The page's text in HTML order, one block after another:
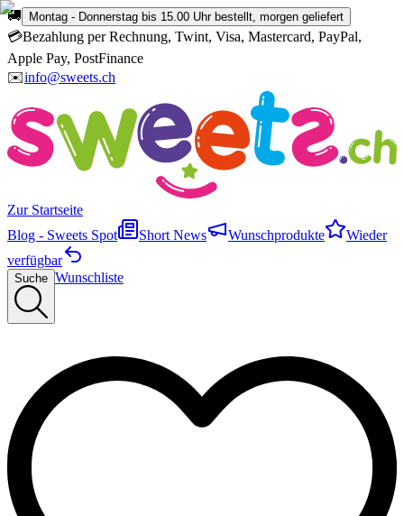
🚚 Montag - Donnerstag bis 15.00 Uhr bestellt, morgen geliefert
💳Bezahlung per Rechnung, Twint, Visa, Mastercard, PayPal,
Apple Pay, PostFinance
✉️info@sweets.ch
Zur Startseite
Blog - Sweets Spot
Short News Wunschprodukte
Wieder
verfügbar
Suche Wunschliste